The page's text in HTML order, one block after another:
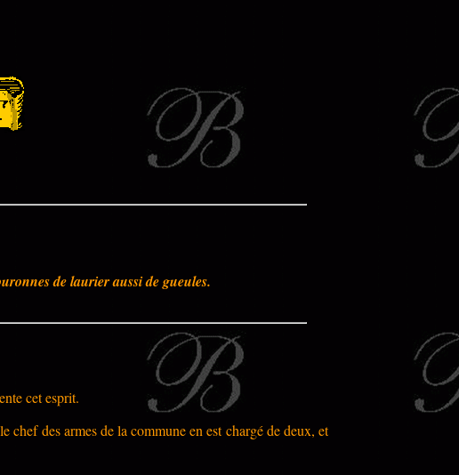
de laurier aussi de gueules.
cet esprit.
des armes de la commune en est chargé de deux, et